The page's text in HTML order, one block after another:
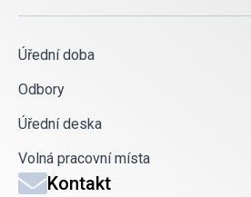
Úřední doba
Odbory
Úřední deska
Volná pracovní místa
Kontakt